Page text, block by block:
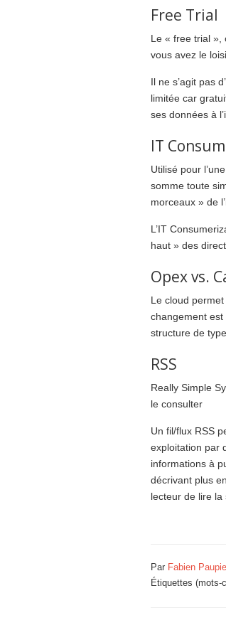
Free Trial
Le « free trial »,
vous avez le
Il ne s’agit pas
limitée car
ses données à
IT
Utilisé pour
somme toute
morceaux » de
L’IT
haut » des
Opex vs.
Le cloud
changement est
structure de
RSS
Really Simple
le consulter
Un fil/flux RSS
exploitation par
informations à
décrivant plus
lecteur de lire la
Par Fabien
Étiquettes (mots-